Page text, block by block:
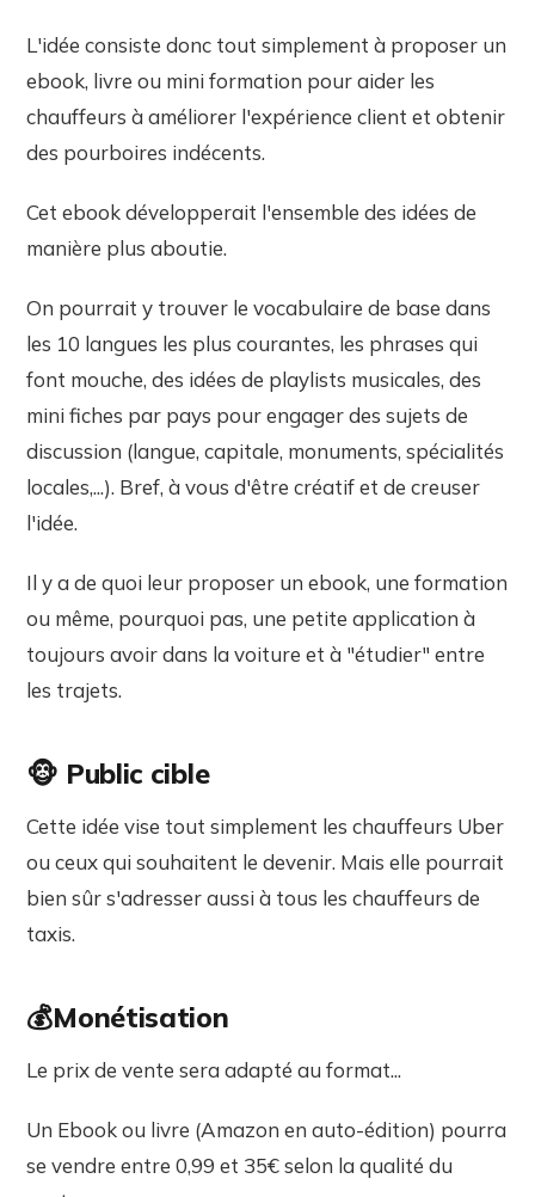
L'idée consiste donc tout simplement à proposer un
ebook, livre ou mini formation pour aider les
chauffeurs à améliorer l'expérience client et obtenir
des pourboires indécents.
Cet ebook développerait l'ensemble des idées de
manière plus aboutie.
On pourrait y trouver le vocabulaire de base dans
les 10 langues les plus courantes, les phrases qui
font mouche, des idées de playlists musicales, des
mini fiches par pays pour engager des sujets de
discussion (langue, capitale, monuments, spécialités
locales,...). Bref, à vous d'être créatif et de creuser
l'idée.
Il y a de quoi leur proposer un ebook, une formation
ou même, pourquoi pas, une petite application à
toujours avoir dans la voiture et à "étudier" entre
les trajets.
🐵 Public cible
Cette idée vise tout simplement les chauffeurs Uber
ou ceux qui souhaitent le devenir. Mais elle pourrait
bien sûr s'adresser aussi à tous les chauffeurs de
taxis.
💰Monétisation
Le prix de vente sera adapté au format...
Un Ebook ou livre (Amazon en auto-édition) pourra
se vendre entre 0,99 et 35€ selon la qualité du